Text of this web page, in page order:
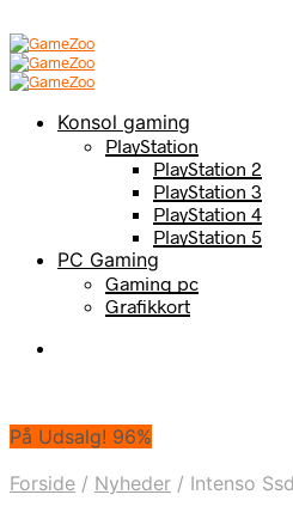
Konsol gaming
PlayStation
PlayStation 2
PlayStation 3
PlayStation 4
PlayStation 5
PC Gaming
Gaming pc
Grafikkort
På Udsalg! 96%
Forside / Nyheder / Intenso